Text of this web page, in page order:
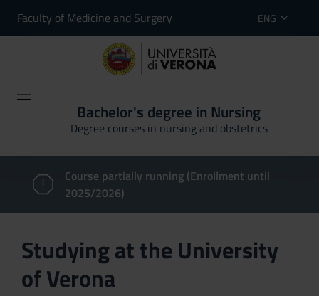
Faculty of Medicine and Surgery ENG
Bachelor's degree in Nursing
Degree courses in nursing and obstetrics
Course partially running (Enrollment until
2025/2026)
Studying at the University
of Verona